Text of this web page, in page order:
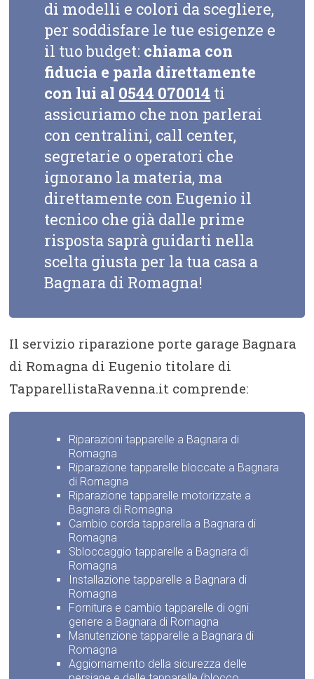
di modelli e colori da scegliere,
per soddisfare le tue esigenze e
il tuo budget: chiama con
fiducia e parla direttamente
con lui al 0544 070014 ti
assicuriamo che non parlerai
con centralini, call center,
segretarie o operatori che
ignorano la materia, ma
direttamente con Eugenio il
tecnico che già dalle prime
risposta saprà guidarti nella
scelta giusta per la tua casa a
Bagnara di Romagna!
Il servizio riparazione porte garage Bagnara
di Romagna di Eugenio titolare di
TapparellistaRavenna.it comprende:
Riparazioni tapparelle a Bagnara di
Romagna
Riparazione tapparelle bloccate a Bagnara
di Romagna
Riparazione tapparelle motorizzate a
Bagnara di Romagna
Cambio corda tapparella a Bagnara di
Romagna
Sbloccaggio tapparelle a Bagnara di
Romagna
Installazione tapparelle a Bagnara di
Romagna
Fornitura e cambio tapparelle di ogni
genere a Bagnara di Romagna
Manutenzione tapparelle a Bagnara di
Romagna
Aggiornamento della sicurezza delle